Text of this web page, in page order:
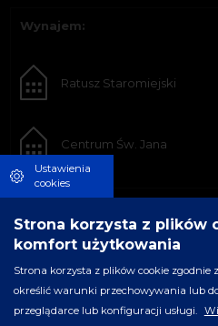
Wynajem:
Ratusz Staromiejski
Centrum Św. Jana
Ustawienia
cookies
Strona korzysta z plików
komfort użytkowania
Strona korzysta z plików cookie zgodnie
określić warunki przechowywania lub
przeglądarce lub konfiguracji usługi.